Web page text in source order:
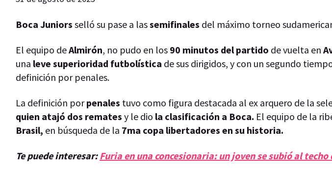
Boca Juniors selló su pase a lassemifinales del máximo torneo
El equipo deAlmirón, no pudo en los 90 minutos del partido de vuelta en
una leve superioridad futbolística de sus dirigidos, y con un segundo
definición por penales.
La definición porpenales tuvo como figura destacada al ex arquero de la
quien atajó dos remates y le dio la clasificación a Boca. El equipo de la
Brasil, en búsqueda de la 7ma copa libertadores en su historia.
Te puede interesar: Furia en una concesionaria: un joven se subió al